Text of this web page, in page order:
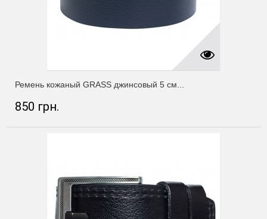
Ремень кожаный GRASS джинсовый 5 см...
850 грн.